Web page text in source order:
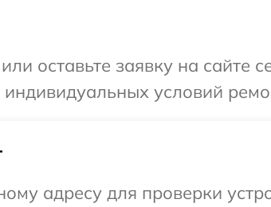
оставьте заявку на сайте
условий
адресу для проверки